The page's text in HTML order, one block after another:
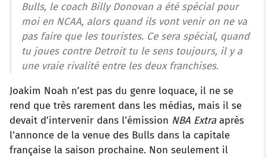
Bulls, le coach Billy Donovan a été spécial pour
moi en NCAA, alors quand ils vont venir on ne va
pas faire que les touristes. Ce sera spécial, quand
tu joues contre Detroit tu le sens toujours, il y a
une vraie rivalité entre les deux franchises.
Joakim Noah n’est pas du genre loquace, il ne se
rend que très rarement dans les médias, mais il se
devait d’intervenir dans l’émission NBA Extraaprès
l’annonce de la venue des Bulls dans la capitale
française la saison prochaine. Non seulement il